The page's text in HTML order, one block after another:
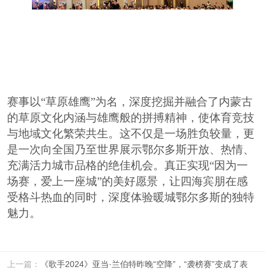
赛事以“草原雄鹰”为名，深度挖掘并融合了内蒙古
的草原文化内涵与雄鹰般的拼搏精神，使体育竞技
与地域文化繁荣共生。这不仅是一场胜负较量，更
是一次向全国乃至世界展示鄂尔多斯开放、热情、
充满活力城市品格的绝佳机会。真正实现“因为一
场赛，爱上一座城”的美好愿景，让四海宾朋在感
受格斗热血的同时，深度体验暖城鄂尔多斯的独特
魅力。
上一篇：
《歌手2024》亚当·兰伯特昨晚“空降”，“袭榜赛”变成了表